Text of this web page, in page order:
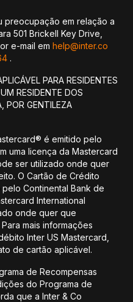
preocupação em relação a
501 Brickell Key Drive,
e-mail em help@inter.co
.
PARA RESIDENTES
RESIDENTE DOS
POR GENTILEZA
é emitido pelo
uma licença da Mastercard
ser utilizado onde quer
O Cartão de Crédito
Continental Bank de
International
onde quer que
mais informações
Inter US Mastercard,
de cartão aplicável.
de Recompensas
do Programa de
que a Inter & Co